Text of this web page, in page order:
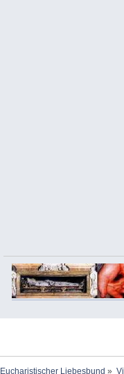
Eucharistischer Liebesbund »